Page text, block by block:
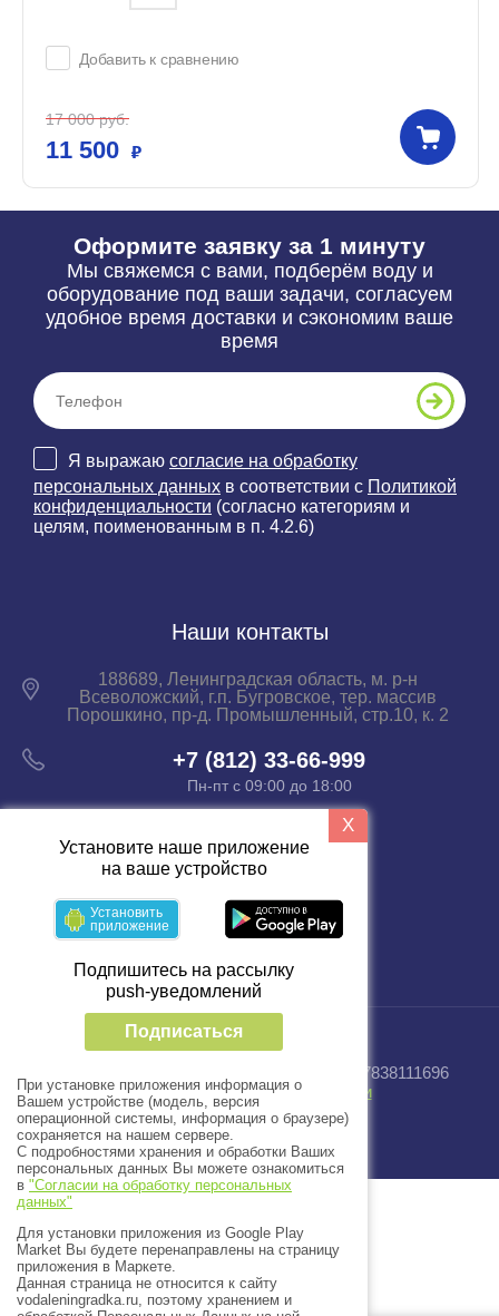
Добавить к сравнению
17 000руб.
11 500
Оформите заявку за 1 минуту
Мы свяжемся с вами, подберём воду и
оборудование под ваши задачи, согласуем
удобное время доставки и сэкономим ваше
время
Я выражаю согласие на обработку
персональных данных в соответствии с Политикой
конфиденциальности (согласно категориям и
целям, поименованным в п. 4.2.6)
Наши контакты
188689, Ленинградская область, м. р-н
Всеволожский, г.п. Бугровское, тер. массив
Порошкино, пр-д. Промышленный, стр.10, к. 2
+7 (812) 33-66-999
Пн-пт с 09:00 до 18:00
© 2025 - 2026 Завод “Водный Мир” ИНН 7838111696
Политика конфиденциальности
Создать сайт
X
Установите наше приложение
на ваше устройство
Установить
приложение
Подпишитесь на рассылку
push-уведомлений
Подписаться
При установке приложения информация о
Вашем устройстве (модель, версия
операционной системы, информация о браузере)
сохраняется на нашем сервере.
С подробностями хранения и обработки Ваших
персональных данных Вы можете ознакомиться
в "Согласии на обработку персональных
данных"
Для установки приложения из Google Play
Market Вы будете перенаправлены на страницу
приложения в Маркете.
Данная страница не относится к сайту
vodaleningradka.ru, поэтому хранением и